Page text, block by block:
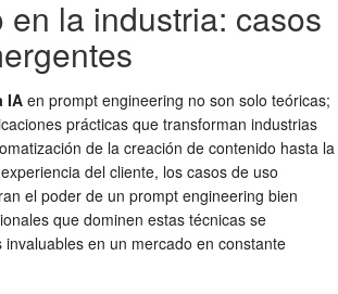
en la industria: casos
IAen prompt engineering no son solo teóricas;
prácticas que transforman industrias
de la creación de contenido hasta la
del cliente, los casos de uso
el poder de un prompt engineering bien
que dominen estas técnicas se
en un mercado en constante